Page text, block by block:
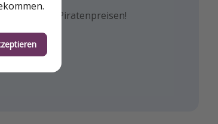
zu Piratenpreisen!
& besten
Reisehacks!